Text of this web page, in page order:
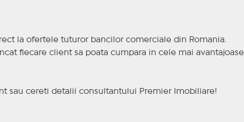
la ofertele tuturor bancilor comerciale din Romania.
fiecare client sa poata cumpara in cele mai avantajoase
sau cereti detalii consultantului Premier Imobiliare!